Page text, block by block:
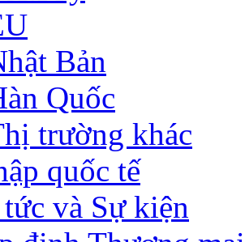
Bản
Quốc
trường khác
quốc tế
và Sự kiện